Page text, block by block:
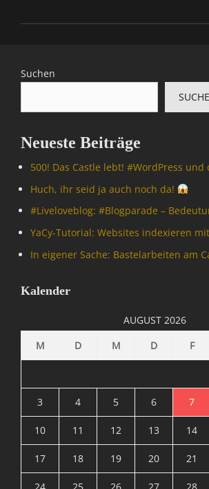
Categories
p
t
r
I
e
e
A
D
A
Suchen
Neueste Beiträge
500! Das Castle lebt! #WordPress und
Huch, ihr seid ja auch noch da!
#Livelove­blog: #Blogparade –
YaCy-Tutorial: Websites indexieren
In eigener Sache: Bastelarbeiten am
Kalender
AUGUST 2026
M
D M D F
3 4 5 6 7
10 11 12 13 14
17 18 19 20 21